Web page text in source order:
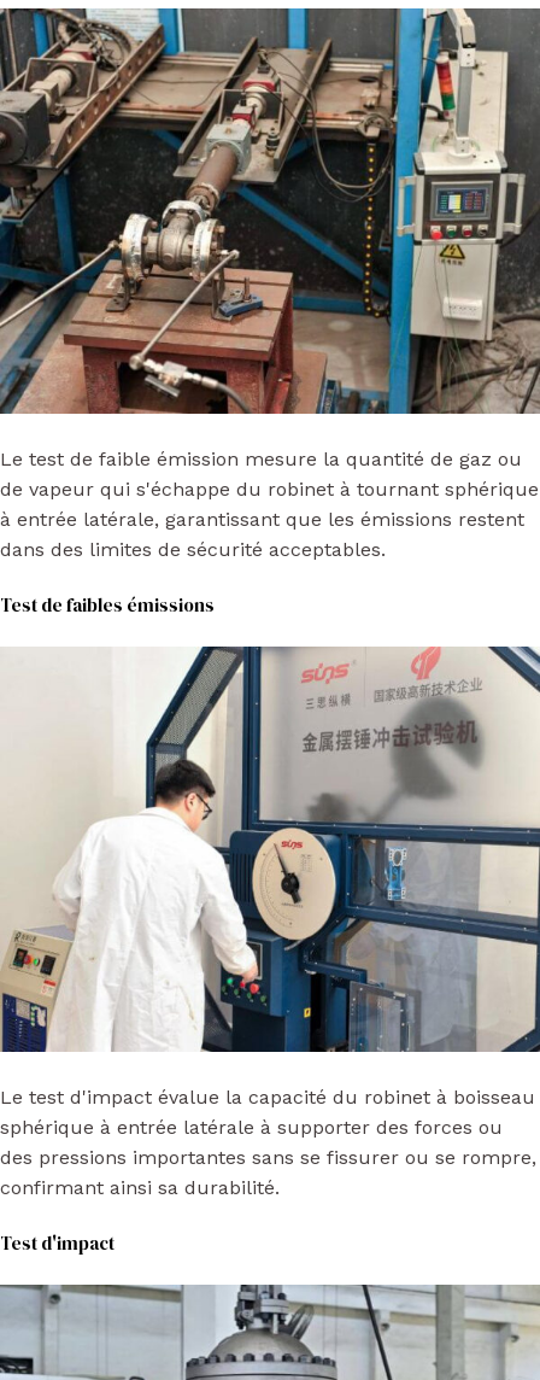
Le test de faible émission mesure la quantité de gaz ou
de vapeur qui s'échappe du robinet à tournant sphérique
à entrée latérale, garantissant que les émissions restent
dans des limites de sécurité acceptables.
Test de faibles émissions
Le test d'impact évalue la capacité du robinet à boisseau
sphérique à entrée latérale à supporter des forces ou
des pressions importantes sans se fissurer ou se rompre,
confirmant ainsi sa durabilité.
Test d'impact